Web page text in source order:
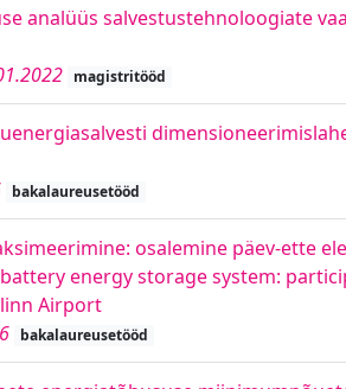
analüüs salvestustehnoloogiate
magistritööd
bakalaureusetööd
osalemine päev-ette
energy storage system:
Airport
bakalaureusetööd